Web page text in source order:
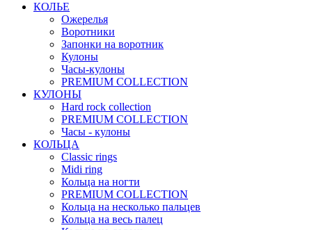
КОЛЬЕ
Ожерелья
Воротники
Запонки на воротник
Кулоны
Часы-кулоны
PREMIUM COLLECTION
КУЛОНЫ
Hard rock collection
PREMIUM COLLECTION
Часы - кулоны
КОЛЬЦА
Classic rings
Midi ring
Кольца на ногти
PREMIUM COLLECTION
Кольца на несколько пальцев
Кольца на весь палец